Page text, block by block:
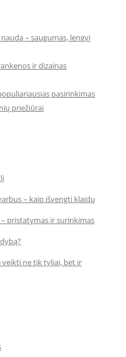
– saugumas, lengvi
ir dizainas
pasirinkimas
priežiūrai
– kaip išvengti klaidų
pristatymas ir surinkimas
ne tik tyliai, bet ir